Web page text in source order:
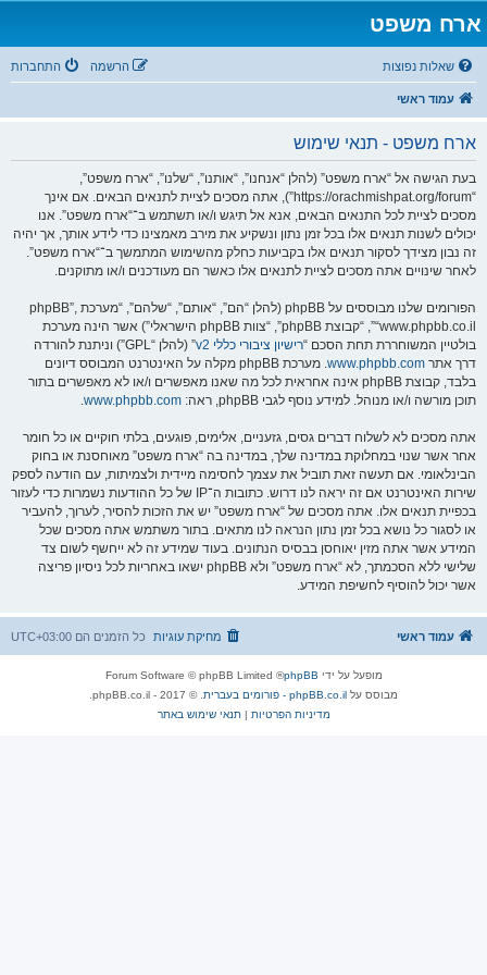
ארח משפט
שאלות נפוצות התחברות הרשמה
עמוד ראשי
ארח משפט - תנאי שימוש
בעת הגישה אל “ארח משפט” (להלן “אנחנו”, “אותנו”, “שלנו”, “ארח משפט”,
“https://orachmishpat.org/forum”), אתה מסכים לציית לתנאים הבאים. אם אינך
מסכים לציית לכל התנאים הבאים, אנא אל תיגש ו/או תשתמש ב־“ארח משפט”. אנו
יכולים לשנות תנאים אלו בכל זמן נתון ונשקיע את מירב מאמצינו כדי לידע אותך, אך יהיה
זה נבון מצידך לסקור תנאים אלו בקביעות כחלק מהשימוש המתמשך ב־“ארח משפט”.
לאחר שינויים אתה מסכים לציית לתנאים אלו כאשר הם מעודכנים ו/או מתוקנים.
הפורומים שלנו מבוססים על phpBB (להלן “הם”, “אותם”, “שלהם”, “מערכת phpBB”,
“www.phpbb.co.il”, “קבוצת phpBB”, “צוות phpBB הישראלי”) אשר הינה מערכת
בולטיין המשוחררת תחת הסכם “רישיון ציבורי כללי v2
” (להלן “GPL”) וניתנת להורדה
דרך אתר www.phpbb.com
. מערכת phpBB מקלה על האינטרנט המבוסס דיונים
בלבד, קבוצת phpBB אינה אחראית לכל מה שאנו מאפשרים ו/או לא מאפשרים בתור
תוכן מורשה ו/או מנוהל. למידע נוסף לגבי phpBB, ראה:
www.phpbb.com
.
אתה מסכים לא לשלוח דברים גסים, גזעניים, אלימים, פוגעים, בלתי חוקיים או כל חומר
אחר אשר שנוי במחלוקת במדינה שלך, במדינה בה “ארח משפט” מאוחסנת או בחוק
הבינלאומי. אם תעשה זאת תוביל את עצמך לחסימה מיידית ולצמיתות, עם הודעה לספק
שירות האינטרנט אם זה יראה לנו דרוש. כתובות ה־IP של כל ההודעות נשמרות כדי לעזור
בכפיית תנאים אלו. אתה מסכים של “ארח משפט” יש את הזכות להסיר, לערוך, להעביר
או לסגור כל נושא בכל זמן נתון הנראה לנו מתאים. בתור משתמש אתה מסכים שכל
המידע אשר אתה מזין יאוחסן בבסיס הנתונים. בעוד שמידע זה לא ייחשף לשום צד
שלישי ללא הסכמתך, לא “ארח משפט” ולא phpBB ישאו באחריות לכל ניסיון פריצה
אשר יכול להוסיף לחשיפת המידע.
עמוד ראשי כל הזמנים הם UTC+03:00 מחיקת עוגיות
מופעל על ידי phpBB
® Forum Software © phpBB Limited
מבוסס על phpBB.co.il - פורומים בעברית
. © 2017 - phpBB.co.il.
מדיניות הפרטיות |תנאי שימוש באתר